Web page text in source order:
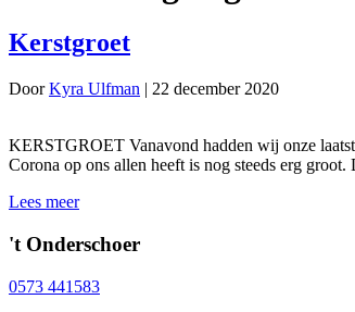
Kerstgroet
DoorKyra Ulfman | 22 december 2020
KERSTGROET Vanavond hadden wij onze
Corona op ons allen heeft is nog steeds erg
Lees meer
't Onderschoer
0573 441583